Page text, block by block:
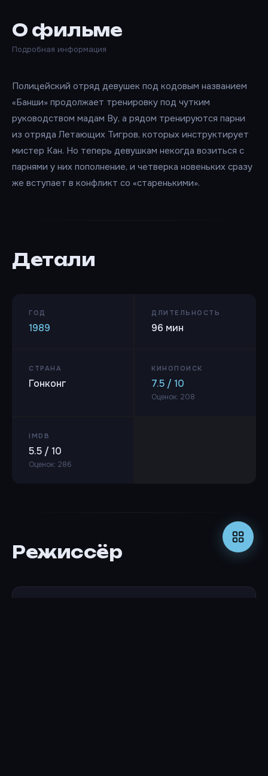
О фильме
Подробная информация
Полицейский отряд девушек под кодовым названием
«Банши» продолжает тренировку под чутким
руководством мадам Ву, а рядом тренируются парни
из отряда Летающих Тигров, которых инструктирует
мистер Кан. Но теперь девушкам некогда возиться с
парнями у них пополнение, и четверка новеньких сразу
же вступает в конфликт со «старенькими».
Детали
ГОД
1989
ДЛИТЕЛЬНОСТЬ
96 мин
СТРАНА
Гонконг
КИНОПОИСК
7.5 / 10
Оценок: 208
IMDB
5.5 / 10
Оценок: 286
Режиссёр